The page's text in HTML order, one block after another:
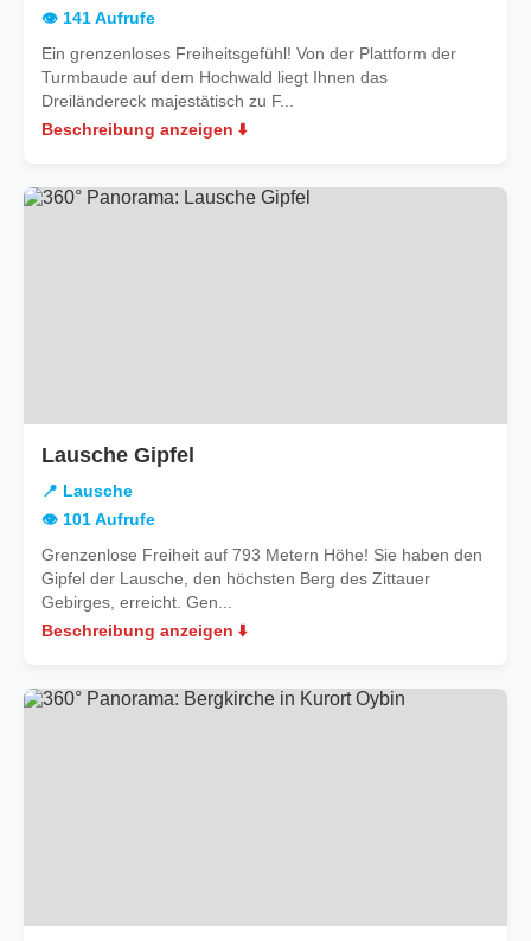
👁️ 141 Aufrufe
Ein grenzenloses Freiheitsgefühl! Von der Plattform der
Turmbaude auf dem Hochwald liegt Ihnen das
Dreiländereck majestätisch zu F...
Beschreibung anzeigen ⬇️
Lausche Gipfel
📍 Lausche
👁️ 101 Aufrufe
Grenzenlose Freiheit auf 793 Metern Höhe! Sie haben den
Gipfel der Lausche, den höchsten Berg des Zittauer
Gebirges, erreicht. Gen...
Beschreibung anzeigen ⬇️